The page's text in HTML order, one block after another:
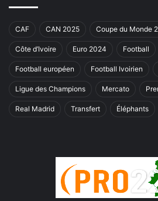
CAF CAN 2025 Coupe du Monde
Côte d’Ivoire Euro 2024 Football
Football européen Football Ivoirien
Ligue des Champions Mercato
Real Madrid Transfert Éléphants